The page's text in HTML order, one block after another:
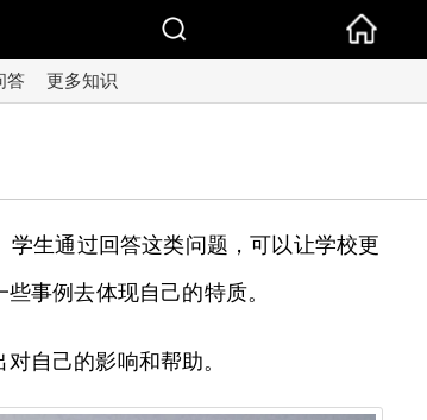
答 更多知识
生通过回答这类问题，可以让学校更
事例去体现自己的特质。
自己的影响和帮助。